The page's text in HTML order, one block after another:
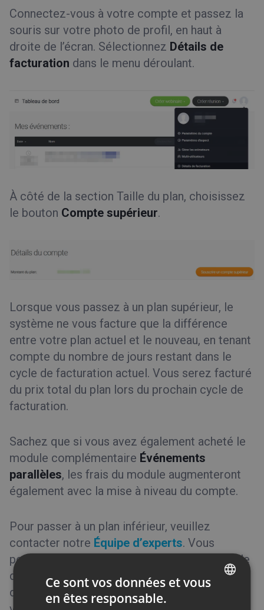
Types d'événement
Connectez-vous à votre compte et passez la
souris sur votre photo de profil, en haut à
droite de l’écran. Sélectionnez Détails de
facturation dans le menu déroulant.
À côté de la section Taille du plan, choisissez
le bouton Compte supérieur.
Lorsque vous passez à un plan supérieur, le
système ne vous facture que la différence
entre votre plan actuel et le nouveau, en tenant
compte du nombre de jours restant dans le
cycle de facturation actuel. Vous serez facturé
du prix total du plan lors du prochain cycle de
facturation.
Sachez que si vous avez également acheté le
module complémentaire Événements
parallèles, les frais du module augmenteront
également avec la mise à niveau du compte.
Pour passer à un plan inférieur, veuillez
contacter notre Équipe d’experts. Vous
pouvez réduire le plan et choisir toute formule
disponible, dès votre prochaine période
d’abonnement. Nous vous encourageons
Ce sont vos données et vous
en êtes responsable.